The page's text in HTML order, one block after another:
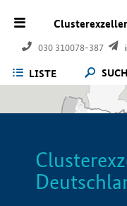
030 310078-387
LISTE